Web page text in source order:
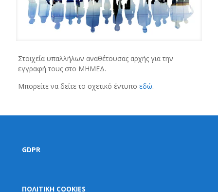
Στοιχεία υπαλλήλων αναθέτουσας αρχής για την
εγγραφή τους στο ΜΗΜΕΔ.
Μπορείτε να δείτε το σχετικό έντυπο εδώ.
GDPR
ΠΟΛΙΤΙΚΗ COOKIES